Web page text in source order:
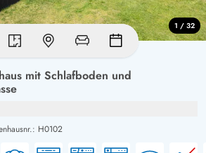
mit Schlafboden und
H0102
1 / 32